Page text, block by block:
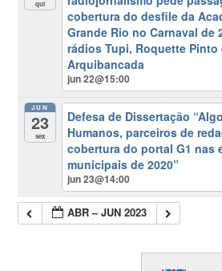
qui
cobertura do desfile da
Grande Rio no Carnaval de
rádios Tupi, Roquette Pinto
Arquibancada
jun 22@15:00
JUN
23
sex
Defesa de Dissertação
Humanos, parceiros de
cobertura do portal G1 nas
municipais de 2020”
jun 23@14:00
ABR – JUN 2023